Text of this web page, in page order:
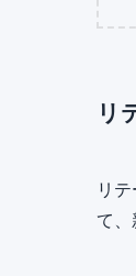
リ
リ
て、